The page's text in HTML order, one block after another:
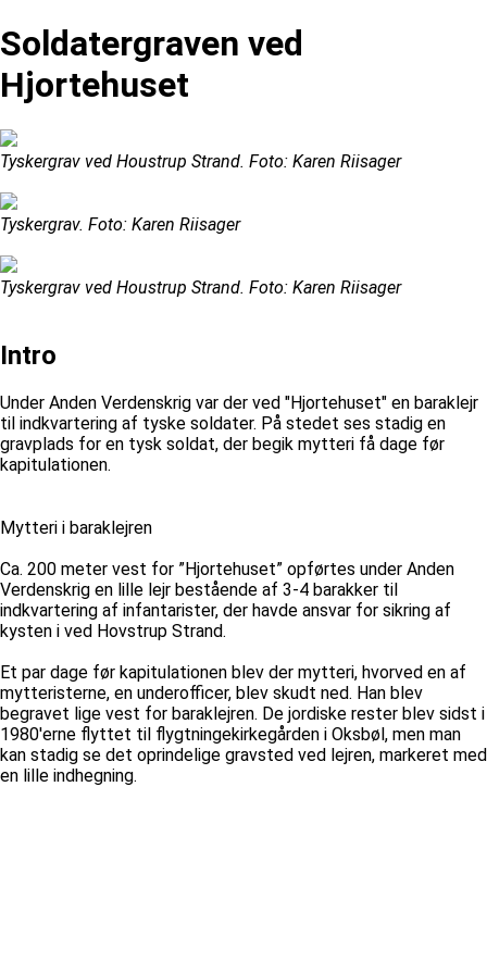
Soldatergraven ved
Hjortehuset
Tyskergrav ved Houstrup Strand. Foto: Karen Riisager
Tyskergrav. Foto: Karen Riisager
Tyskergrav ved Houstrup Strand. Foto: Karen Riisager
Intro
Under Anden Verdenskrig var der ved "Hjortehuset" en baraklejr
til indkvartering af tyske soldater. På stedet ses stadig en
gravplads for en tysk soldat, der begik mytteri få dage før
kapitulationen.
Mytteri i baraklejren
Ca. 200 meter vest for ”Hjortehuset” opførtes under Anden
Verdenskrig en lille lejr bestående af 3-4 barakker til
indkvartering af infantarister, der havde ansvar for sikring af
kysten i ved Hovstrup Strand.
Et par dage før kapitulationen blev der mytteri, hvorved en af
mytteristerne, en underofficer, blev skudt ned. Han blev
begravet lige vest for baraklejren. De jordiske rester blev sidst i
1980'erne flyttet til flygtningekirkegården i Oksbøl, men man
kan stadig se det oprindelige gravsted ved lejren, markeret med
en lille indhegning.